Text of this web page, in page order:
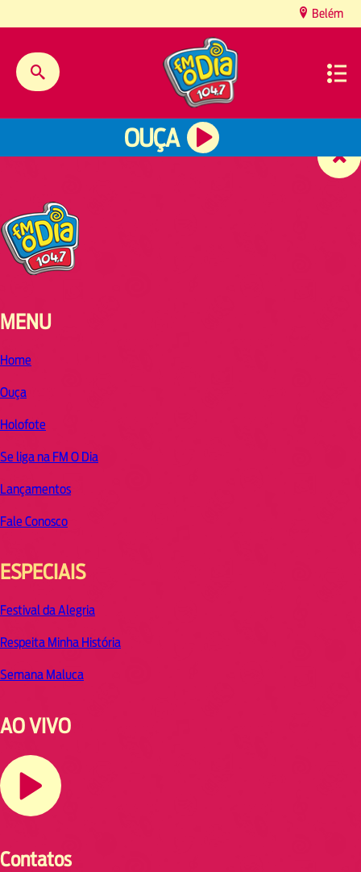
Belém
OUÇA
MENU
Home
Ouça
Holofote
Se liga na FM O Dia
Lançamentos
Fale Conosco
ESPECIAIS
Festival da Alegria
Respeita Minha História
Semana Maluca
AO VIVO
Contatos